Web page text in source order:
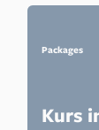
Packages
Kurs